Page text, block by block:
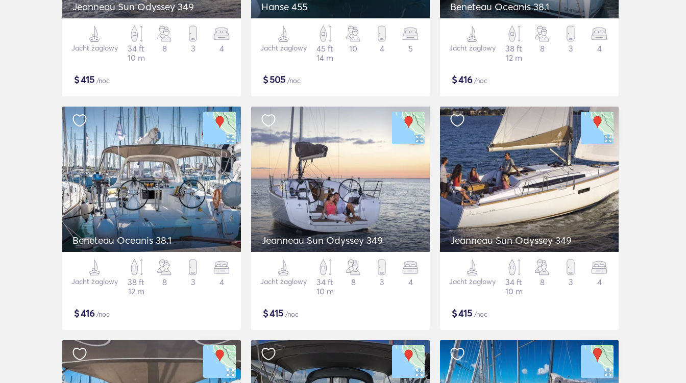
Jeanneau Sun Odyssey 349
Jacht żaglowy
34 ft
10 m
8 3 4
$415 /noc
Hanse 455
Jacht żaglowy
45 ft
14 m
10 4 5
$505 /noc
Beneteau Oceanis 38.1
Jacht żaglowy
38 ft
12 m
8 3 4
$416/noc
Beneteau Oceanis 38.1
Jacht żaglowy
38 ft
12 m
8 3 4
$416/noc
Jeanneau Sun Odyssey 349
Jacht żaglowy
34 ft
10 m
8 3 4
$415 /noc
Jeanneau Sun Odyssey 349
Jacht żaglowy
34 ft
10 m
8 3 4
$415 /noc